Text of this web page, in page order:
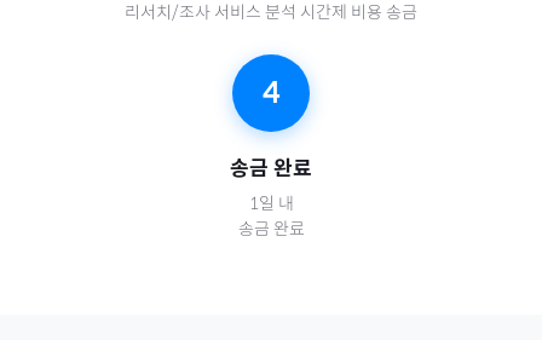
리서치/조사 서비스 분석 시간제 비용 송금
4
송금 완료
1일 내
송금 완료